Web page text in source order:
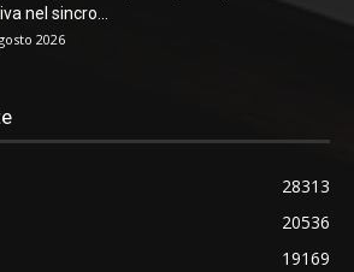
nel sincro...
2026
28313
20536
19169